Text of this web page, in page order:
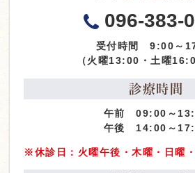
096-383-
受付時間 9:00～
（火曜13:00・土曜
診療時間
午前 09:00～
午後 14:00～
※休診日：火曜午後・木曜・日曜